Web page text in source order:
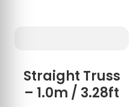
Straight Truss
– 1.0m / 3.28ft